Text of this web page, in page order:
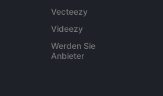
Vecteezy
Videezy
Werden Sie
Anbieter